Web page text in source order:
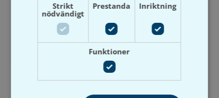
Valsir
Strikt
nödvändigt
Prestanda Inriktning
Funktioner